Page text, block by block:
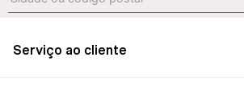
Serviço ao cliente